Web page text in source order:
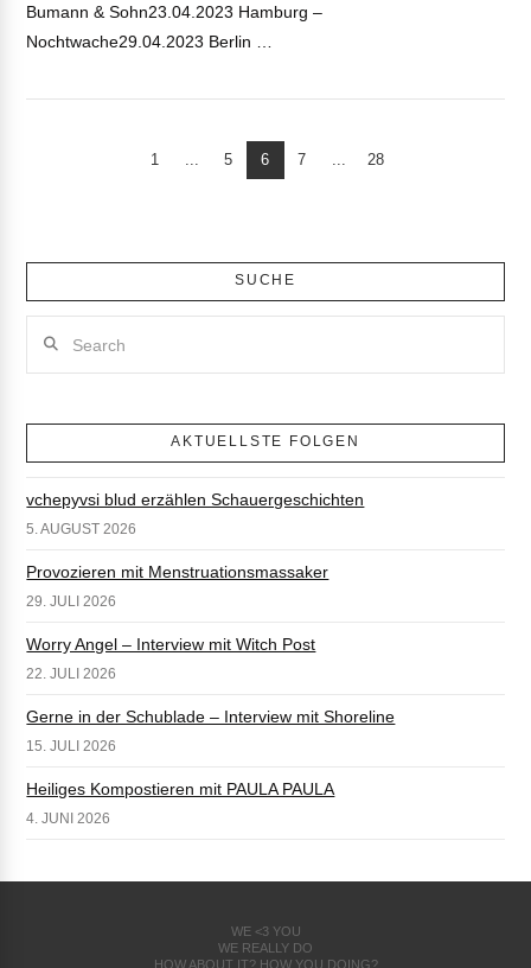
Bumann & Sohn23.04.2023 Hamburg –
Nochtwache29.04.2023 Berlin …
1 5 6 7 28
SUCHE
AKTUELLSTE FOLGEN
vchepyvsi blud erzählen Schauergeschichten
5. AUGUST 2026
Provozieren mit Menstruationsmassaker
29. JULI 2026
Worry Angel – Interview mit Witch Post
22. JULI 2026
Gerne in der Schublade – Interview mit Shoreline
15. JULI 2026
Heiliges Kompostieren mit PAULA PAULA
4. JUNI 2026
WE <3 YOU
WE REALLY DO
HOW ABOUT IT? HOW YOU DOING?